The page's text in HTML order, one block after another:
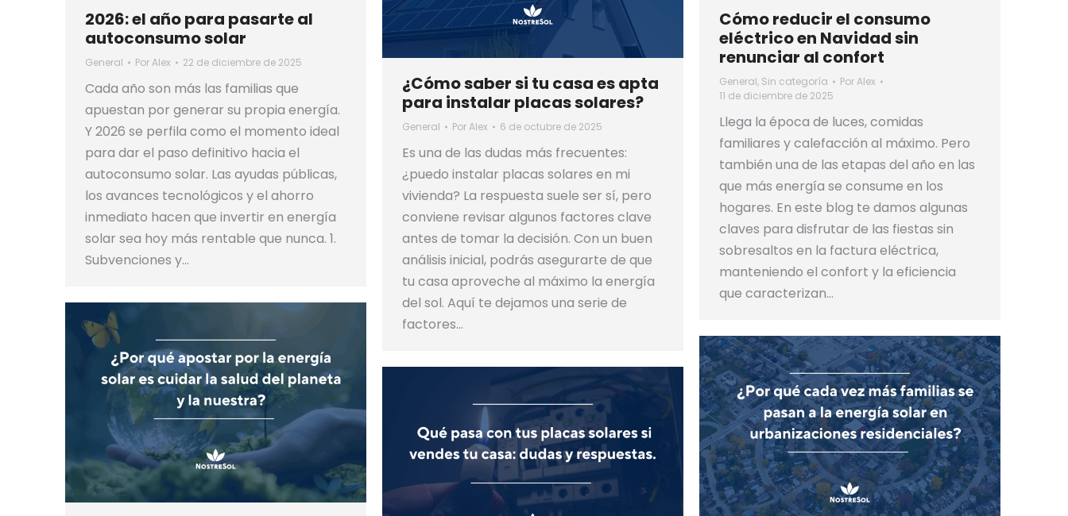
2026: el año para pasarte al
autoconsumo solar
General PorAlex 22 de diciembre de 2025
Cada año son más las familias que
apuestan por generar su propia energía.
Y 2026 se perfila como el momento ideal
para dar el paso definitivo hacia el
autoconsumo solar. Las ayudas públicas,
los avances tecnológicos y el ahorro
inmediato hacen que invertir en energía
solar sea hoy más rentable que nunca. 1.
Subvenciones y…
Cómo reducir el consumo
eléctrico en Navidad sin
renunciar al confort
General, Sin categoría PorAlex
11 de diciembre de 2025
Llega la época de luces, comidas
familiares y calefacción al máximo. Pero
también una de las etapas del año en las
que más energía se consume en los
hogares. En este blog te damos algunas
claves para disfrutar de las fiestas sin
sobresaltos en la factura eléctrica,
manteniendo el confort y la eficiencia
que caracterizan…
¿Cómo saber si tu casa es apta
para instalar placas solares?
General PorAlex 6 de octubre de 2025
Es una de las dudas más frecuentes:
¿puedo instalar placas solares en mi
vivienda? La respuesta suele ser sí, pero
conviene revisar algunos factores clave
antes de tomar la decisión. Con un buen
análisis inicial, podrás asegurarte de que
tu casa aproveche al máximo la energía
del sol. Aquí te dejamos una serie de
factores…